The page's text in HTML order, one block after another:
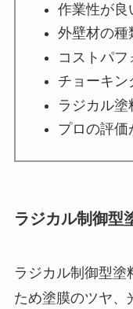
作業性が良
外壁材の種
コストパ
チョーキン
ラジカル
プロの評価
ラジカル制御型
ラジカル制御型塗
ため塗膜のツヤ、